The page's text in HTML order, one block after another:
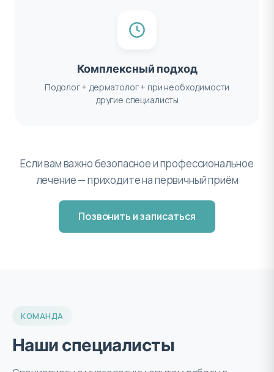
Комплексный подход
Подолог + дерматолог + при необходимости
другие специалисты
Если вам важно безопасное и профессиональное
лечение — приходите на первичный приём
Позвонить и записаться
КОМАНДА
Наши специалисты